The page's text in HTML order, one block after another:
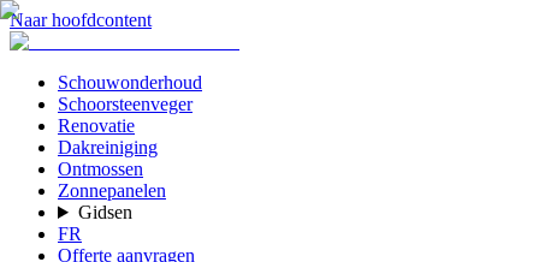
Naar hoofdcontent
Schouwonderhoud
Schoorsteenveger
Renovatie
Dakreiniging
Ontmossen
Zonnepanelen
Gidsen
FR
Offerte aanvragen